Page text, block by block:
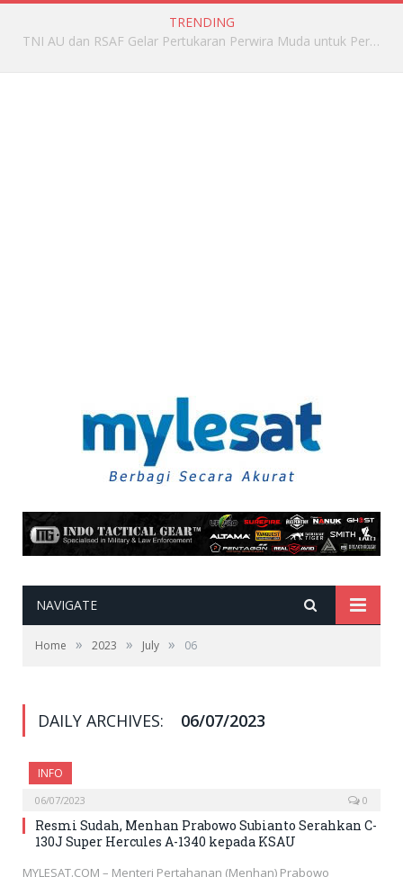
TRENDING
TNI AU Terima Pesawat NC-212i Kedelapan dari Sembilan yang Dipesan ke PTDI
NAVIGATE
Home » 2023 » July » 06
DAILY ARCHIVES: 06/07/2023
INFO
06/07/2023 0
Resmi Sudah, Menhan Prabowo Subianto Serahkan C-
130J Super Hercules A-1340 kepada KSAU
MYLESAT.COM – Menteri Pertahanan (Menhan) Prabowo